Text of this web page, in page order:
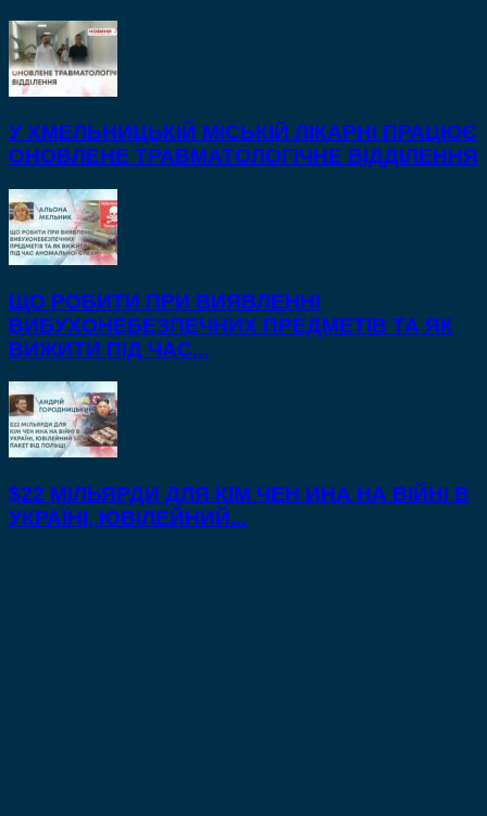
У ХМЕЛЬНИЦЬКІЙ МІСЬКІЙ ЛІКАРНІ ПРАЦЮЄ
ОНОВЛЕНЕ ТРАВМАТОЛОГІЧНЕ ВІДДІЛЕННЯ
ЩО РОБИТИ ПРИ ВИЯВЛЕННІ
ВИБУХОНЕБЕЗПЕЧНИХ ПРЕДМЕТІВ ТА ЯК
ВИЖИТИ ПІД ЧАС...
$22 МІЛЬЯРДИ ДЛЯ КІМ ЧЕН ИНА НА ВІЙНІ В
УКРАЇНІ, ЮВІЛЕЙНИЙ...